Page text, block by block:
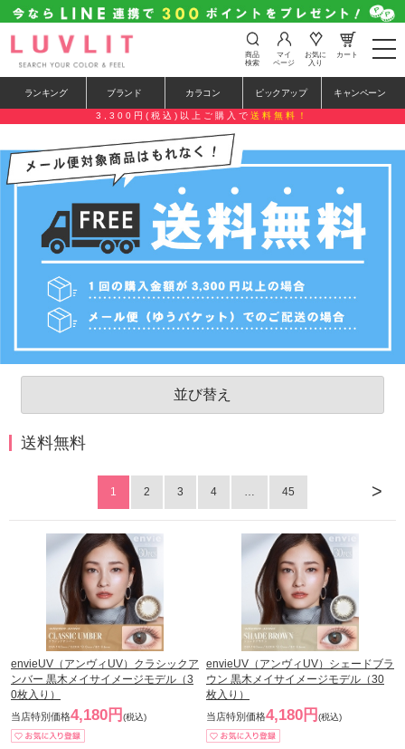
t
o
e
n
v
i
商品
検索
マイ
ページ
お気に
入り
カート
ランキング ブランド カラコン ピックアップ キャンペーン
3,300円(税込)以上ご購入で 送料無料！
並び替え
送料無料
>
1 2 3 4 … 45
envieUV（アンヴィUV）クラシックア
ンバー 黒木メイサイメージモデル（3
0枚入り）
当店特別価格4,180円 (税込)
envieUV（アンヴィUV）シェードブラ
ウン 黒木メイサイメージモデル（30
枚入り）
当店特別価格4,180円 (税込)